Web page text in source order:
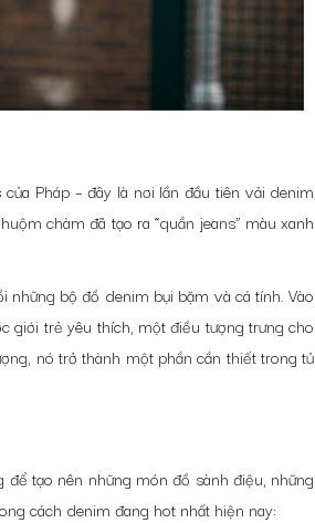
Pháp – đây là nơi lần đầu tiên vải denim
chàm đã tạo ra “quần jeans” màu xanh
bộ đồ denim bụi bặm và cá tính. Vào
giới trẻ yêu thích, một điều tượng trưng cho
nó trở thành một phần cần thiết trong tủ
tạo nên những món đồ sành điệu, những
cách denim đang hot nhất hiện nay: